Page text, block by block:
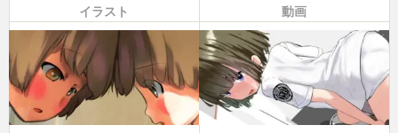
イラスト 動画